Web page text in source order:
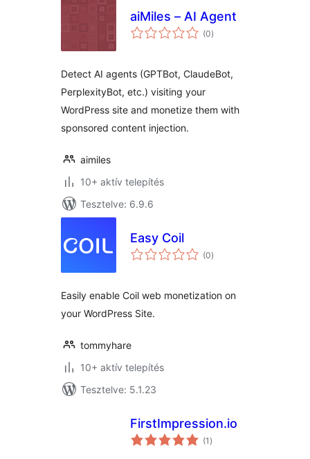
aiMiles – AI Agent
(0értékelés
összesen
)
Detect AI agents (GPTBot, ClaudeBot,
PerplexityBot, etc.) visiting your
WordPress site and monetize them with
sponsored content injection.
aimiles
10+ aktív telepítés
Tesztelve: 6.9.6
Easy Coil
(0értékelés
összesen
)
Easily enable Coil web monetization on
your WordPress Site.
tommyhare
10+ aktív telepítés
Tesztelve: 5.1.23
FirstImpression.io
(1 értékelés
összesen
)